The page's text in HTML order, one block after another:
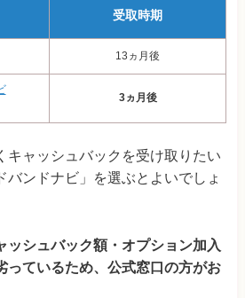
受取時期
13ヵ月後
3ヵ月後
キャッシュバックを受け取りたい
バンドナビ」を選ぶとよいでしょ
ッシュバック額・オプション加入
っているため、公式窓口の方がお